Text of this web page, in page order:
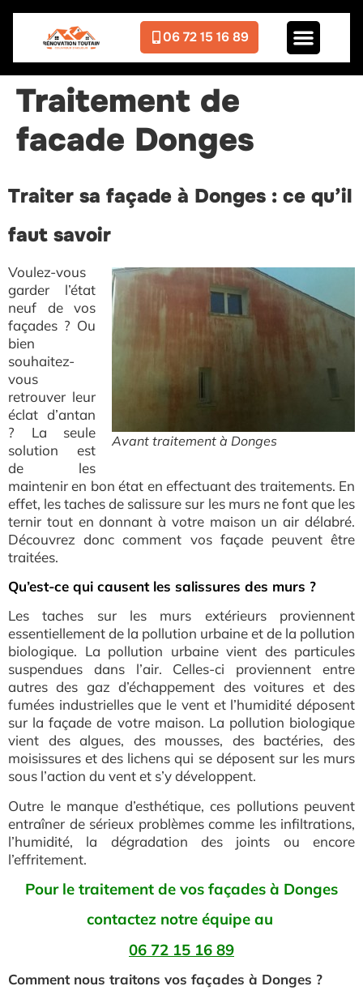
06 72 15 16 89
Traitement de
facade Donges
Traiter sa façade à Donges : ce qu’il
faut savoir
Avant traitement à Donges
Voulez-vous
garder l’état
neuf de vos
façades ? Ou
bien
souhaitez-
vous
retrouver leur
éclat d’antan
? La seule
solution est
de les
maintenir en bon état en effectuant des traitements. En
effet, les taches de salissure sur les murs ne font que les
ternir tout en donnant à votre maison un air délabré.
Découvrez donc comment vos façade peuvent être
traitées.
Qu’est-ce qui causent les salissures des murs ?
Les taches sur les murs extérieurs proviennent
essentiellement de la pollution urbaine et de la pollution
biologique. La pollution urbaine vient des particules
suspendues dans l’air. Celles-ci proviennent entre
autres des gaz d’échappement des voitures et des
fumées industrielles que le vent et l’humidité déposent
sur la façade de votre maison. La pollution biologique
vient des algues, des mousses, des bactéries, des
moisissures et des lichens qui se déposent sur les murs
sous l’action du vent et s’y développent.
Outre le manque d’esthétique, ces pollutions peuvent
entraîner de sérieux problèmes comme les infiltrations,
l’humidité, la dégradation des joints ou encore
l’effritement.
Pour le traitement de vos façades à Donges
contactez notre équipe au
06 72 15 16 89
Comment nous traitons vos façades à Donges ?